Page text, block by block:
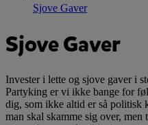
Sjove Gaver
Sjove Gaver
Invester i lette og sjove gaver i
Partyking er vi ikke bange for
dig, som ikke altid er så politisk
man skal skamme sig over,